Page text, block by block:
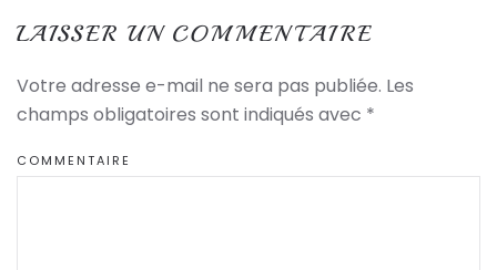
LAISSER UN COMMENTAIRE
Votre adresse e-mail ne sera pas publiée. Les
champs obligatoires sont indiqués avec *
COMMENTAIRE